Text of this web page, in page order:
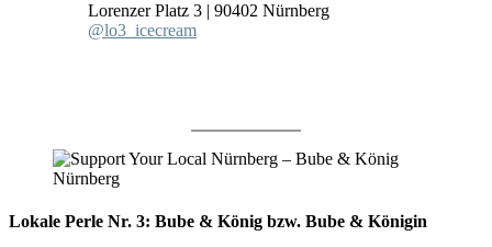
Lorenzer Platz 3 | 90402 Nürnberg
@lo3_icecream
Lokale Perle Nr. 3: Bube & König bzw. Bube & Königin